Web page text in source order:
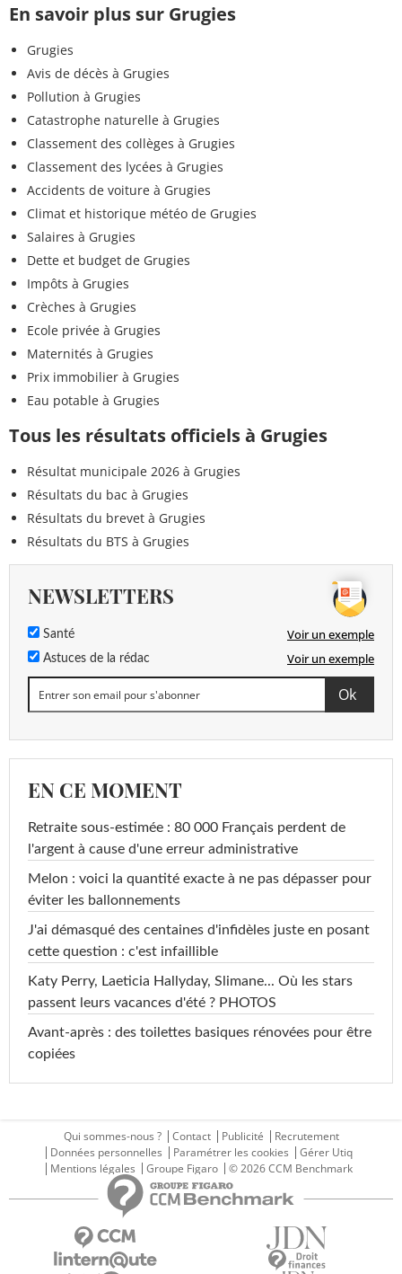
En savoir plus sur Grugies
Grugies
Avis de décès à Grugies
Pollution à Grugies
Catastrophe naturelle à Grugies
Classement des collèges à Grugies
Classement des lycées à Grugies
Accidents de voiture à Grugies
Climat et historique météo de Grugies
Salaires à Grugies
Dette et budget de Grugies
Impôts à Grugies
Crèches à Grugies
Ecole privée à Grugies
Maternités à Grugies
Prix immobilier à Grugies
Eau potable à Grugies
Tous les résultats officiels à Grugies
Résultat municipale 2026 à Grugies
Résultats du bac à Grugies
Résultats du brevet à Grugies
Résultats du BTS à Grugies
NEWSLETTERS
Santé Voir un exemple
Astuces de la rédac Voir un exemple
EN CE MOMENT
Retraite sous-estimée : 80 000 Français perdent de
l'argent à cause d'une erreur administrative
Melon : voici la quantité exacte à ne pas dépasser pour
éviter les ballonnements
J'ai démasqué des centaines d'infidèles juste en posant
cette question : c'est infaillible
Katy Perry, Laeticia Hallyday, Slimane... Où les stars
passent leurs vacances d'été ? PHOTOS
Avant-après : des toilettes basiques rénovées pour être
copiées
Qui sommes-nous ? Contact Publicité
Recrutement
Données personnelles
Paramétrer les cookies
Gérer Utiq
Mentions légales
Groupe Figaro © 2026 CCM Benchmark